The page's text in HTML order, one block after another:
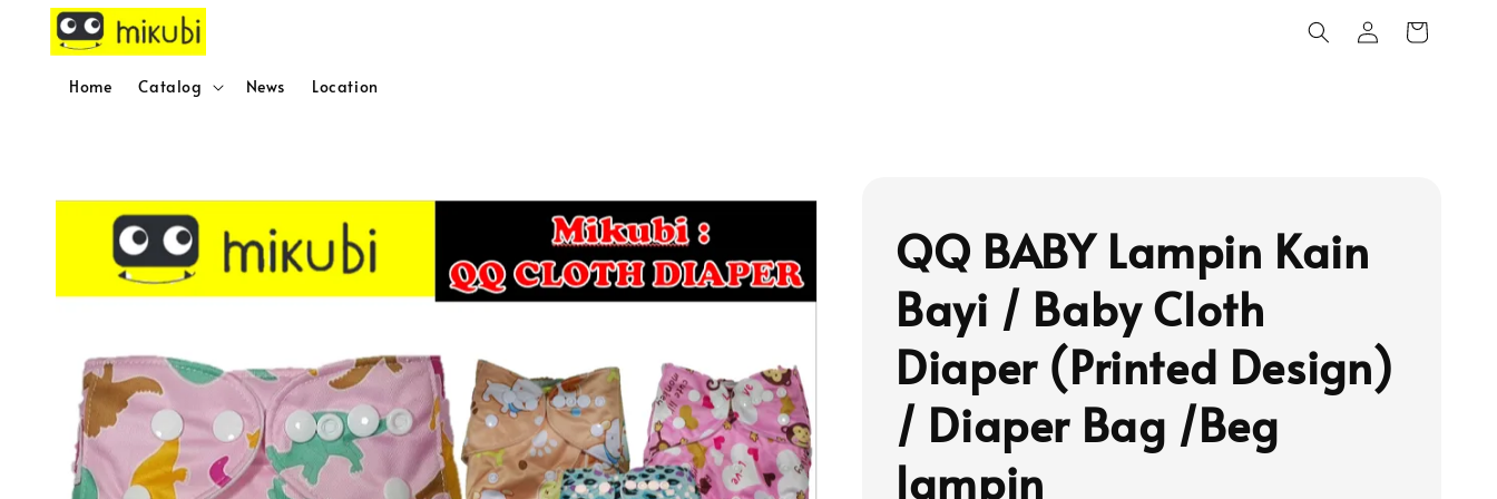
Home Catalog News Location
QQ BABY Lampin Kain
Bayi / Baby Cloth
Diaper (Printed Design)
/ Diaper Bag /Beg
lampin